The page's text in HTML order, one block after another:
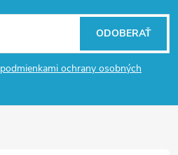
podmienkami ochrany osobných
ODOBERAŤ